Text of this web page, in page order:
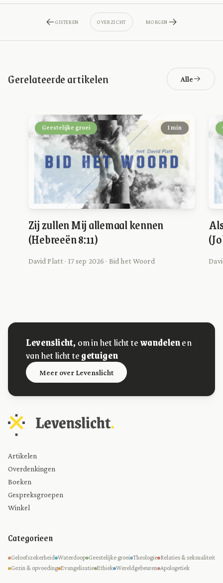
GISTEREN OVERZICHT MORGEN
Gerelateerde artikelen Alle
Geestelijke groei 1 min
Zij zullen Mij allemaal kennen
(Hebreeën 8:11)
David Platt · 17 sep 2026 · Bid het Woord
Levenslicht, om in het licht tewandelenen
van het licht tegetuigen
Meer over Levenslicht
Artikelen
Overdenkingen
Boeken
Gespreksgroepen
Winkel
Categorieen
Geloofszekerheid Waterdoop Geestelijke groei Theologie Relaties & seksualiteit
Gezin & opvoeding Evangelisatie Ethiek Wereldgebeuren Apologetiek